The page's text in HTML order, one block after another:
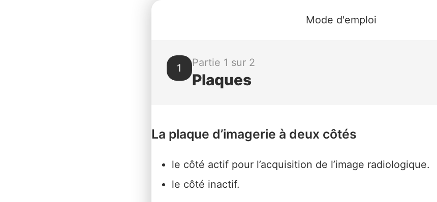
Mode d'emploi
1 Partie 1 sur 2
Plaques
La plaque d’imagerie à deux côtés
le côté actif pour l’acquisition de l’image radiologique.
le côté inactif.